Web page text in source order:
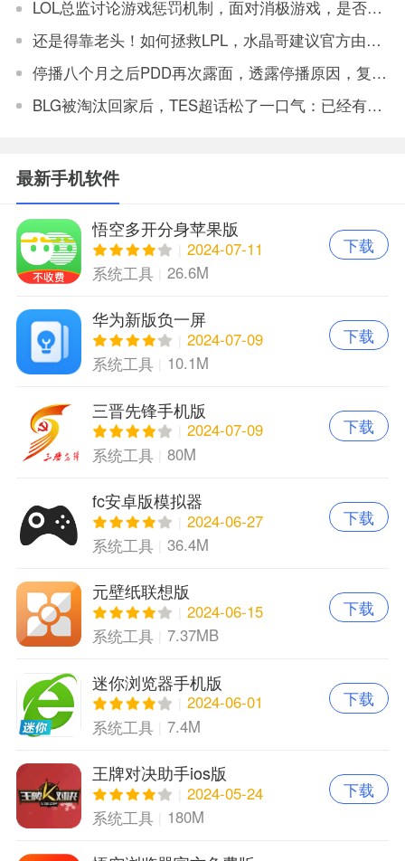
LOL总监讨论游戏惩罚机制，面对消极游戏，是否要永久封机器？
还是得靠老头！如何拯救LPL，水晶哥建议官方由观众投票让老头复出打比赛
停播八个月之后PDD再次露面，透露停播原因，复播将不会在斗鱼
BLG被淘汰回家后，TES超话松了一口气：已经有垫底得了
最新手机软件
悟空多开分身苹果版
2024-07-11
系统工具
26.6M
下载
华为新版负一屏
2024-07-09
系统工具
10.1M
下载
三晋先锋手机版
2024-07-09
系统工具
80M
下载
fc安卓版模拟器
2024-06-27
系统工具
36.4M
下载
元壁纸联想版
2024-06-15
系统工具
7.37MB
下载
迷你浏览器手机版
2024-06-01
系统工具
7.4M
下载
王牌对决助手ios版
2024-05-24
系统工具
180M
下载